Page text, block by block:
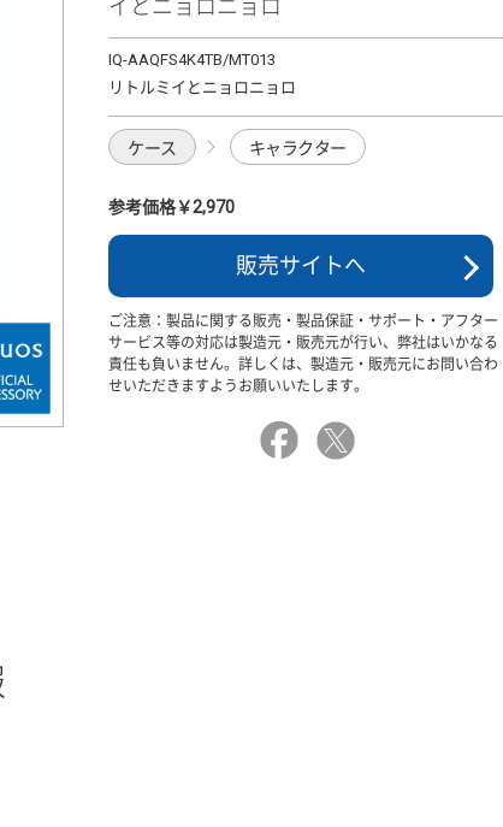
イとニョロニョロ
IQ-AAQFS4K4TB/MT013
リトルミイとニョロニョロ
ケース キャラクター
参考価格￥2,970
販売サイトへ
ご注意：製品に関する販売・製品保証・サポート・アフター
サービス等の対応は製造元・販売元が行い、弊社はいかなる
責任も負いません。詳しくは、製造元・販売元にお問い合わ
せいただきますようお願いいたします。